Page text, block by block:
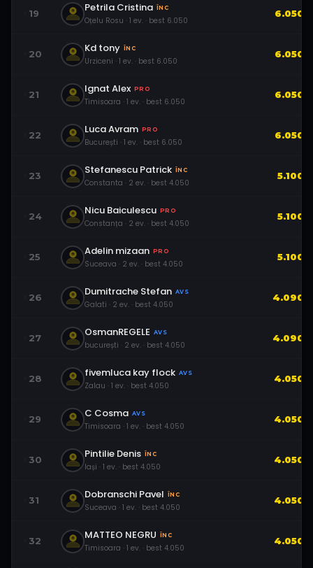
19 Petrila Cristina ÎNC
Oțelu Rosu · 1 ev. · best 6.050
6.050
20 Kd tony ÎNC
Urziceni · 1 ev. · best 6.050
6.050
21 Ignat Alex PRO
Timisoara · 1 ev. · best 6.050
6.050
22 Luca Avram PRO
București · 1 ev. · best 6.050
6.050
23 Stefanescu Patrick ÎNC
Constanta · 2 ev. · best 4.050
5.100
24 Nicu Baiculescu PRO
Constanța · 2 ev. · best 4.050
5.100
25 Adelin mizaan PRO
Suceava · 2 ev. · best 4.050
5.100
26 Dumitrache Stefan AVS
Galati · 2 ev. · best 4.050
4.090
27 OsmanREGELE AVS
bucurești · 2 ev. · best 4.050
4.090
28 fivemluca kay flock AVS
Zalau · 1 ev. · best 4.050
4.050
29 C Cosma AVS
Timisoara · 1 ev. · best 4.050
4.050
30 Pintilie Denis ÎNC
Iași · 1 ev. · best 4.050
4.050
31 Dobranschi Pavel ÎNC
Suceava · 1 ev. · best 4.050
4.050
32 MATTEO NEGRU ÎNC
Timisoara · 1 ev. · best 4.050
4.050